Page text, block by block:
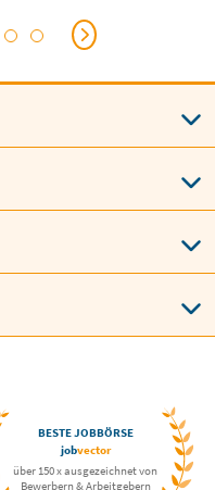
Schnittstelle zwischen
und praktischer Anwendung.
BESTE JOBBÖRSE
jobvector
über 150 x ausgezeichnet von
Bewerbern & Arbeitgebern